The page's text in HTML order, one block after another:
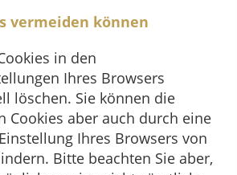
vermeiden können
in den
Ihres Browsers
löschen. Sie können die
Cookies aber auch durch eine
Ihres Browsers von
Bitte beachten Sie aber,